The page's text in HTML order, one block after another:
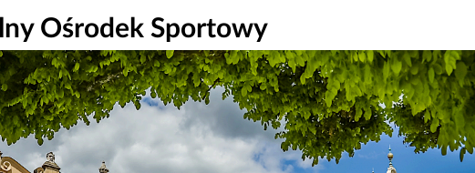
Ośrodek Sportowy